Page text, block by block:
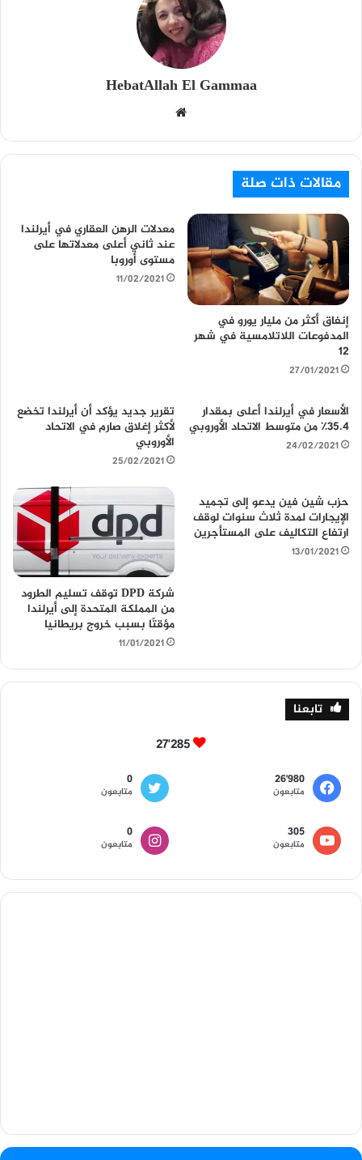
HebatAllah El Gammaa
ق
و
ي
ب
مقالات ذات صلة
إنفاق أكثر من مليار يورو في
المدفوعات اللاتلامسية في شهر
12
27/01/2021
معدلات الرهن العقاري في أيرلندا
عند ثاني أعلى معدلاتها على
مستوى أوروبا
11/02/2021
الأسعار في أيرلندا أعلى بمقدار
35.4٪ من متوسط ​​الاتحاد الأوروبي
24/02/2021
تقرير جديد يؤكد أن أيرلندا تخضع
لأكثر إغلاق صارم في الاتحاد
الأوروبي
25/02/2021
حزب شين فين يدعو إلى تجميد
الإيجارات لمدة ثلاث سنوات لوقف
ارتفاع التكاليف على المستأجرين
13/01/2021
شركة DPD توقف تسليم الطرود
من المملكة المتحدة إلى أيرلندا
مؤقتًا بسبب خروج بريطانيا
11/01/2021
تابعنا
27٬285
26٬980
متابعون
0
متابعون
305
متابعون
0
متابعون